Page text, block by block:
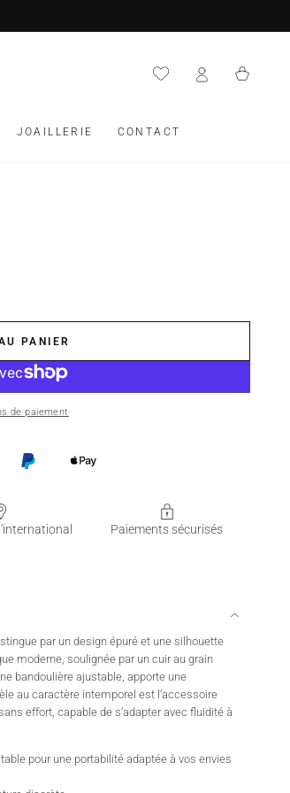
JOAILLERIE CONTACT
Panier
PANIER
de paiement
Paiements sécurisés
par un design épuré et une silhouette
moderne, soulignée par un cuir au grain
bandoulière ajustable, apporte une
au caractère intemporel est l’accessoire
effort, capable de s’adapter avec fluidité à
pour une portabilité adaptée à vos envies